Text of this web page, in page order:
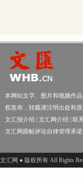
本网站文字、图片和视频作
权发布，转载请注明出处和原
文汇报介绍
文汇网介绍
联
文汇网跟帖评论自律管理承
文汇网 ● 版权所有 All Rights